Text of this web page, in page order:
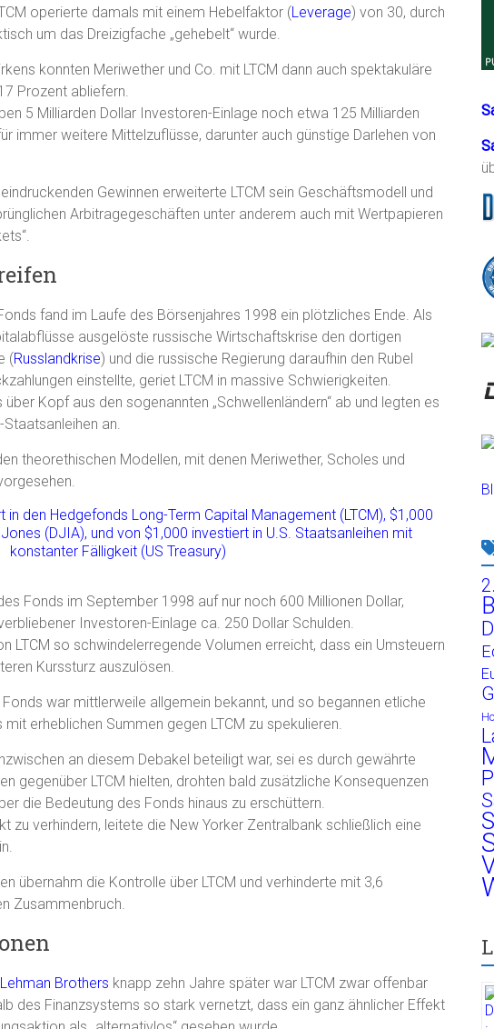
operierte damals mit einem Hebelfaktor (Leverage) von 30, durch
um das Dreizigfache „gehebelt“ wurde.
konnten Meriwether und Co. mit LTCM dann auch spektakuläre
Prozent abliefern.
5 Milliarden Dollar Investoren-Einlage noch etwa 125 Milliarden
immer weitere Mittelzuflüsse, darunter auch günstige Darlehen von
Gewinnen erweiterte LTCM sein Geschäftsmodell und
Arbitragegeschäften unter anderem auch mit Wertpapieren
fand im Laufe des Börsenjahres 1998 ein plötzliches Ende. Als
ausgelöste russische Wirtschaftskrise den dortigen
(Russlandkrise) und die russische Regierung daraufhin den Rubel
einstellte, geriet LTCM in massive Schwierigkeiten.
Kopf aus den sogenannten „Schwellenländern“ ab und legten es
an.
theorethischen Modellen, mit denen Meriwether, Scholes und
Fonds im September 1998 auf nur noch 600 Millionen Dollar,
Investoren-Einlage ca. 250 Dollar Schulden.
LTCM so schwindelerregende Volumen erreicht, dass ein Umsteuern
Kurssturz auszulösen.
war mittlerweile allgemein bekannt, und so begannen etliche
erheblichen Summen gegen LTCM zu spekulieren.
an diesem Debakel beteiligt war, sei es durch gewährte
gegenüber LTCM hielten, drohten bald zusätzliche Konsequenzen
die Bedeutung des Fonds hinaus zu erschüttern.
zu verhindern, leitete die New Yorker Zentralbank schließlich eine
übernahm die Kontrolle über LTCM und verhinderte mit 3,6
Zusammenbruch.
Brothers knapp zehn Jahre später war LTCM zwar offenbar
des Finanzsystems so stark vernetzt, dass ein ganz ähnlicher Effekt